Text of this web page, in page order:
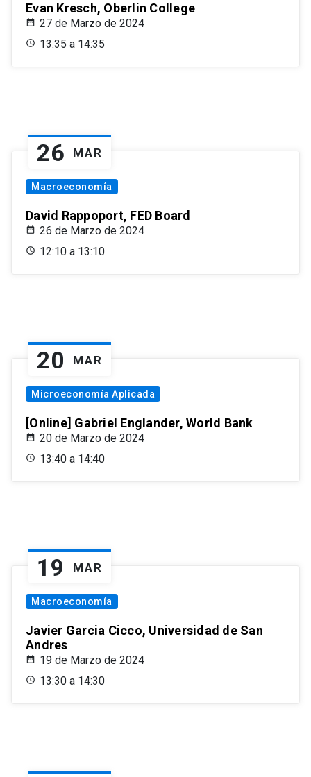
Evan Kresch, Oberlin College
27 de Marzo de 2024
13:35 a 14:35
26 MAR
Macroeconomía
David Rappoport, FED Board
26 de Marzo de 2024
12:10 a 13:10
20 MAR
Microeconomía Aplicada
[Online] Gabriel Englander, World Bank
20 de Marzo de 2024
13:40 a 14:40
19 MAR
Macroeconomía
Javier Garcia Cicco, Universidad de San
Andres
19 de Marzo de 2024
13:30 a 14:30